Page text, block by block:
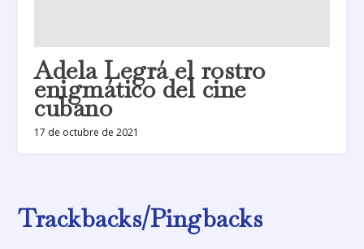
Adela Legrá el rostro
enigmático del cine
cubano
17 de octubre de 2021
Trackbacks/Pingbacks